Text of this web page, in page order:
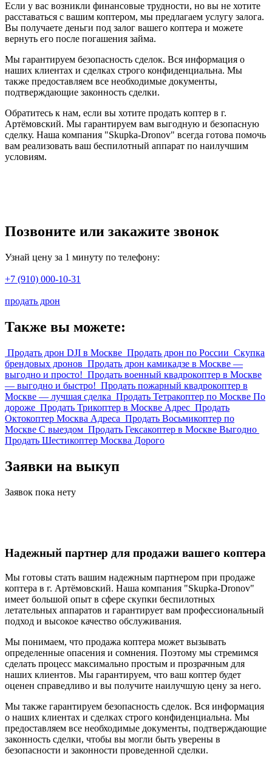
Если у вас возникли финансовые трудности, но вы не хотите
расставаться с вашим коптером, мы предлагаем услугу залога.
Вы получаете деньги под залог вашего коптера и можете
вернуть его после погашения займа.
Мы гарантируем безопасность сделок. Вся информация о
наших клиентах и сделках строго конфиденциальна. Мы
также предоставляем все необходимые документы,
подтверждающие законность сделки.
Обратитесь к нам, если вы хотите продать коптер в г.
Артёмовский. Мы гарантируем вам выгодную и безопасную
сделку. Наша компания "Skupka-Dronov" всегда готова помочь
вам реализовать ваш беспилотный аппарат по наилучшим
условиям.
Позвоните или закажите звонок
Узнай цену за 1 минуту по телефону:
+7 (910) 000-10-31
продать дрон
Также вы можете:
Продать дрон DJI в Москве Продать дрон по России Скупка
брендовых дронов Продать дрон камикадзе в Москве —
выгодно и просто! Продать военный квадрокоптер в Москве
— выгодно и быстро! Продать пожарный квадрокоптер в
Москве — лучшая сделка Продать Тетракоптер по Москве По
дороже Продать Трикоптер в Москве Адрес Продать
Октокоптер Москва Адреса Продать Восьмикоптер по
Москве С выездом Продать Гексакоптер в Москве Выгодно
Продать Шестикоптер Москва Дорого
Заявки на выкуп
Заявок пока нету
Надежный партнер для продажи вашего коптера
Мы готовы стать вашим надежным партнером при продаже
коптера в г. Артёмовский. Наша компания "Skupka-Dronov"
имеет большой опыт в сфере скупки беспилотных
летательных аппаратов и гарантирует вам профессиональный
подход и высокое качество обслуживания.
Мы понимаем, что продажа коптера может вызывать
определенные опасения и сомнения. Поэтому мы стремимся
сделать процесс максимально простым и прозрачным для
наших клиентов. Мы гарантируем, что ваш коптер будет
оценен справедливо и вы получите наилучшую цену за него.
Мы также гарантируем безопасность сделок. Вся информация
о наших клиентах и сделках строго конфиденциальна. Мы
предоставляем все необходимые документы, подтверждающие
законность сделки, чтобы вы могли быть уверены в
безопасности и законности проведенной сделки.